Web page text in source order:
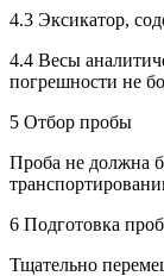
4.3 Эксикатор,
4.4 Весы
погрешности не
5 Отбор пробы
Проба не должна
6 Подготовка
Тщательно